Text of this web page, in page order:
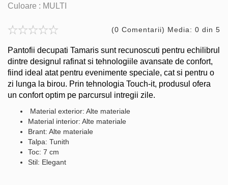
Culoare : MULTI
(0 Comentarii) Media: 0 din 5
Pantofii decupati Tamaris sunt recunoscuti pentru echilibrul
dintre designul rafinat si tehnologiile avansate de confort,
fiind ideal atat pentru evenimente speciale, cat si pentru o
zi lunga la birou. Prin tehnologia Touch-it, produsul ofera
un confort optim pe parcursul intregii zile.
Material exterior: Alte materiale
Material interior: Alte materiale
Brant: Alte materiale
Talpa: Tunith
Toc: 7 cm
Stil: Elegant